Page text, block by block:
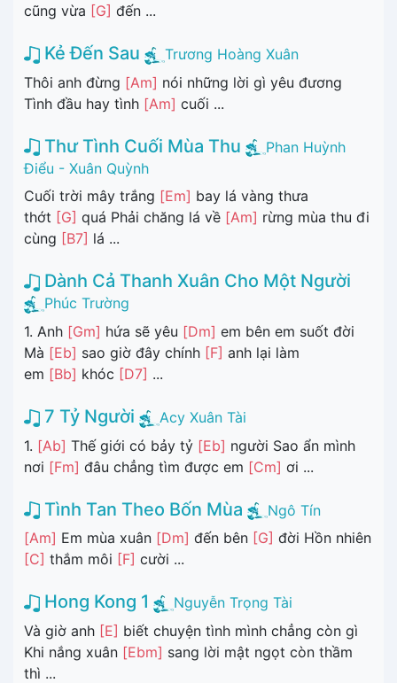
cũng vừa [G] đến ...
Kẻ Đến Sau
Trương Hoàng Xuân
Thôi anh đừng [Am] nói những lời gì yêu đương
Tình đầu hay tình [Am] cuối ...
Thư Tình Cuối Mùa Thu
Phan Huỳnh
Điểu - Xuân Quỳnh
Cuối trời mây trắng [Em] bay lá vàng thưa
thớt [G] quá Phải chăng lá về [Am] rừng mùa thu đi
cùng [B7] lá ...
Dành Cả Thanh Xuân Cho Một Người
Phúc Trường
1. Anh [Gm] hứa sẽ yêu [Dm] em bên em suốt đời
Mà [Eb] sao giờ đây chính [F] anh lại làm
em [Bb] khóc [D7] ...
7 Tỷ Người
Acy Xuân Tài
1. [Ab] Thế giới có bảy tỷ [Eb] người Sao ẩn mình
nơi [Fm] đâu chẳng tìm được em [Cm] ơi ...
Tình Tan Theo Bốn Mùa
Ngô Tín
[Am] Em mùa xuân [Dm] đến bên [G] đời Hồn nhiên
[C] thắm môi [F] cười ...
Hong Kong 1
Nguyễn Trọng Tài
Và giờ anh [E] biết chuyện tình mình chẳng còn gì
Khi nắng xuân [Ebm] sang lời mật ngọt còn thầm
thì ...